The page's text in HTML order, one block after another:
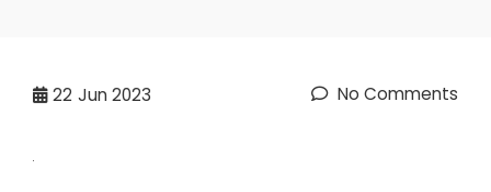
22 Jun 2023 No Comments